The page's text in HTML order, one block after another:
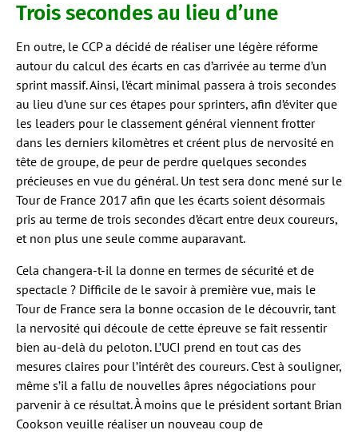
Trois secondes au lieu d’une
En outre, le CCP a décidé de réaliser une légère réforme
autour du calcul des écarts en cas d’arrivée au terme d’un
sprint massif. Ainsi, l’écart minimal passera à trois secondes
au lieu d’une sur ces étapes pour sprinters, afin d’éviter que
les leaders pour le classement général viennent frotter
dans les derniers kilomètres et créent plus de nervosité en
tête de groupe, de peur de perdre quelques secondes
précieuses en vue du général. Un test sera donc mené sur le
Tour de France 2017 afin que les écarts soient désormais
pris au terme de trois secondes d’écart entre deux coureurs,
et non plus une seule comme auparavant.
Cela changera-t-il la donne en termes de sécurité et de
spectacle ? Difficile de le savoir à première vue, mais le
Tour de France sera la bonne occasion de le découvrir, tant
la nervosité qui découle de cette épreuve se fait ressentir
bien au-delà du peloton. L’UCI prend en tout cas des
mesures claires pour l’intérêt des coureurs. C’est à souligner,
même s’il a fallu de nouvelles âpres négociations pour
parvenir à ce résultat. À moins que le président sortant Brian
Cookson veuille réaliser un nouveau coup de